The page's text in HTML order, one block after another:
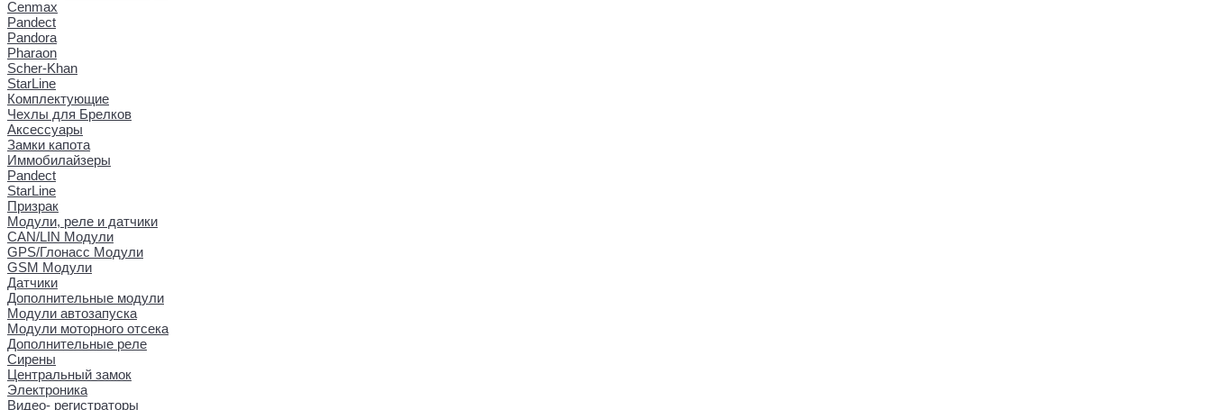
Cenmax
Pandect
Pandora
Pharaon
Scher-Khan
StarLine
Комплектующие
Чехлы для Брелков
Аксессуары
Замки капота
Иммобилайзеры
Pandect
StarLine
Призрак
Модули, реле и датчики
CAN/LIN Модули
GPS/Глонасс Модули
GSM Модули
Датчики
Дополнительные модули
Модули автозапуска
Модули моторного отсека
Дополнительные реле
Сирены
Центральный замок
Электроника
Видео- регистраторы